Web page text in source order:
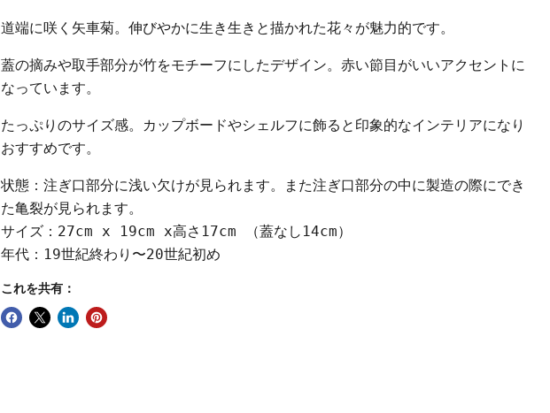
道端に咲く矢車菊。伸びやかに生き生きと描かれた花々が魅力的です。
蓋の摘みや取手部分が竹をモチーフにしたデザイン。赤い節目がいいアクセントに
なっています。
たっぷりのサイズ感。カップボードやシェルフに飾ると印象的なインテリアになり
おすすめです。
状態：注ぎ口部分に浅い欠けが見られます。また注ぎ口部分の中に製造の際にでき
た亀裂が見られます。
サイズ：27cm x 19cm x高さ17cm （蓋なし14cm）
年代：19世紀終わり〜20世紀初め
これを共有：